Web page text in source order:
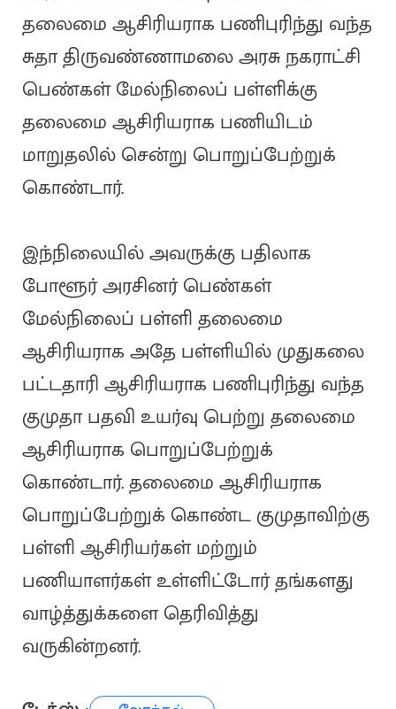
தலைமை ஆசிரியராக பணிபுரிந்து வந்த
சுதா திருவண்ணாமலை அரசு நகராட்சி
பெண்கள் மேல்நிலைப் பள்ளிக்கு
தலைமை ஆசிரியராக பணியிடம்
மாறுதலில் சென்று பொறுப்பேற்றுக்
கொண்டார்.
இந்நிலையில் அவருக்கு பதிலாக
போளூர் அரசினர் பெண்கள்
மேல்நிலைப் பள்ளி தலைமை
ஆசிரியராக அதே பள்ளியில் முதுகலை
பட்டதாரி ஆசிரியராக பணிபுரிந்து வந்த
குமுதா பதவி உயர்வு பெற்று தலைமை
ஆசிரியராக பொறுப்பேற்றுக்
கொண்டார். தலைமை ஆசிரியராக
பொறுப்பேற்றுக் கொண்ட குமுதாவிற்கு
பள்ளி ஆசிரியர்கள் மற்றும்
பணியாளர்கள் உள்ளிட்டோர் தங்களது
வாழ்த்துக்களை தெரிவித்து
வருகின்றனர்.